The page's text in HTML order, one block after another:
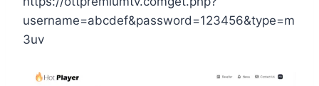
username=abcdef&password=123456&type=m
3uv